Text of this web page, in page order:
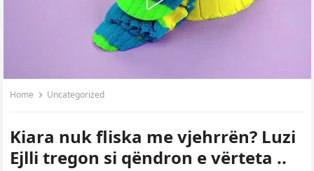
Home Uncategorized
Kiara nuk fliska me vjehrrën? Luzi
Ejlli tregon si qëndron e vërteta ..